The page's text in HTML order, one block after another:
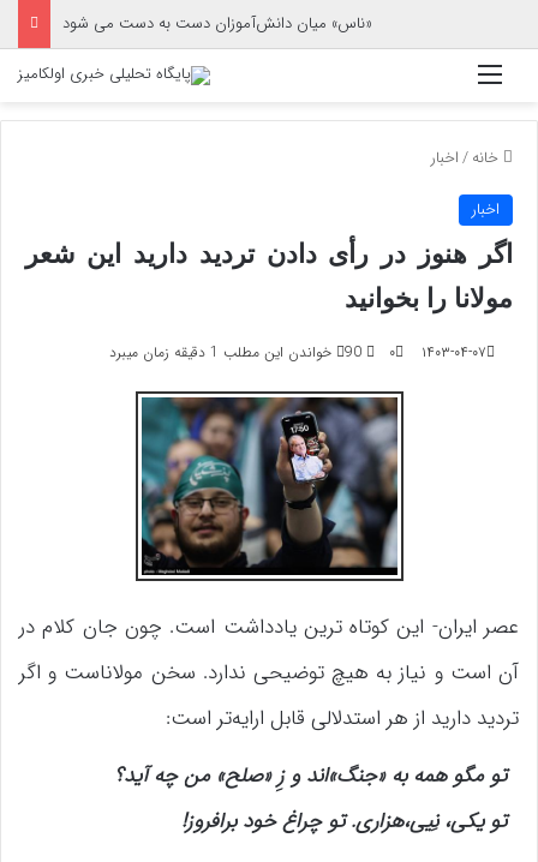
«ناس» میان دانش‌آموزان دست به دست می شود
خانه/اخبار
اخبار
اگر هنوز در رأی دادن تردید دارید این شعر
مولانا را بخوانید
۱۴۰۳-۰۴-۰۷ ۰ خواندن این مطلب 1 دقیقه زمان میبرد
عصر ایران- این کوتاه ترین یادداشت است. چون جان کلام در
آن است و نیاز به هیچ توضیحی ندارد. سخن مولاناست و اگر
تردید دارید از هر استدلالی قابل ارایه‌تر است:
تو مگو همه به «جنگ»‌اند و زِ «صلح» من چه آید؟
تو یکی، نِیی،هزاری. تو چراغ خود بر‌افروز!